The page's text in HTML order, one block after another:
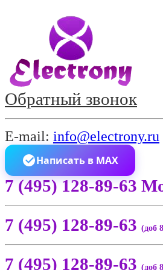
Обратный звонок
E-mail: info@electrony.ru
Написать в MAX
7 (495) 128-89-63
7 (495) 128-89-63 (доб
7 (495) 128-89-63 (доб